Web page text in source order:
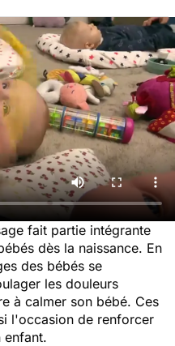
fait partie intégrante
dès la naissance. En
des bébés se
les douleurs
à calmer son bébé. Ces
l'occasion de renforcer
enfant.